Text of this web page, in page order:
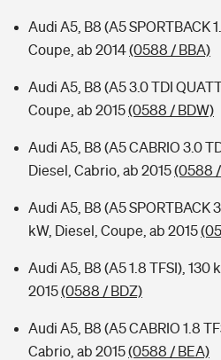
Audi A5, B8 (A5 SPORTBACK
Coupe, ab 2014(0588 / BBA)
Audi A5, B8 (A5 3.0 TDI
Coupe, ab 2015(0588 / BDW)
Audi A5, B8 (A5 CABRIO 3.0
Diesel, Cabrio, ab 2015(0588 /
Audi A5, B8 (A5 SPORTBACK
kW, Diesel, Coupe, ab 2015
Audi A5, B8 (A5 1.8 TFSI), 130
2015(0588 / BDZ)
Audi A5, B8 (A5 CABRIO 1.8
Cabrio, ab 2015(0588 / BEA)